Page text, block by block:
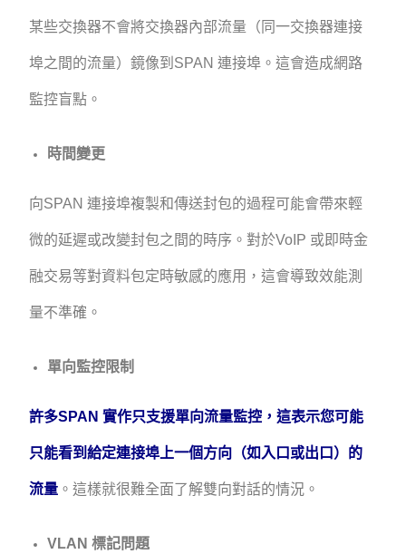
某些交換器不會將交換器內部流量（同一交換器連接
埠之間的流量）鏡像到SPAN 連接埠。這會造成網路
監控盲點。
時間變更
向SPAN 連接埠複製和傳送封包的過程可能會帶來輕
微的延遲或改變封包之間的時序。對於VoIP 或即時金
融交易等對資料包定時敏感的應用，這會導致效能測
量不準確。
單向監控限制
許多SPAN 實作只支援單向流量監控，這表示您可能
只能看到給定連接埠上一個方向（如入口或出口）的
流量 。這樣就很難全面了解雙向對話的情況。
VLAN 標記問題